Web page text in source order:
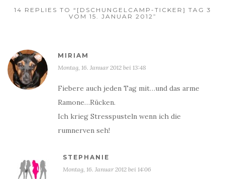
14 REPLIES TO “[DSCHUNGELCAMP-TICKER] TAG 3
VOM 15. JANUAR 2012”
MIRIAM
Montag, 16. Januar 2012 bei 13:48
Fiebere auch jeden Tag mit…und das arme
Ramone…Rücken.
Ich krieg Stresspusteln wenn ich die
rumnerven seh!
STEPHANIE
Montag, 16. Januar 2012 bei 14:06